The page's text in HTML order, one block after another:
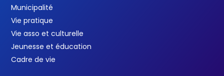
Municipalité
Vie pratique
Vie asso et culturelle
Jeunesse et éducation
Cadre de vie